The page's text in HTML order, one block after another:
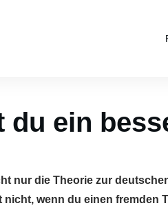
du ein
nur die Theorie zur
wenn du einen